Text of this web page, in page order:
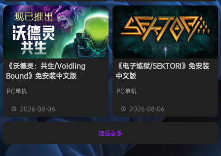
《沃德灵：共生/Voidling
Bound》免安装中文版
PC单机
2026-08-06
《电子炼狱/SEKTORI》免安装
中文版
PC单机
2026-08-06
加载更多